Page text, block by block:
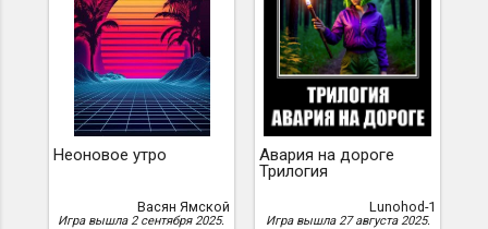
Неоновое утро
Васян Ямской
Игра вышла 2 сентября 2025.
Авария на дороге
Трилогия
Lunohod-1
Игра вышла 27 августа 2025.